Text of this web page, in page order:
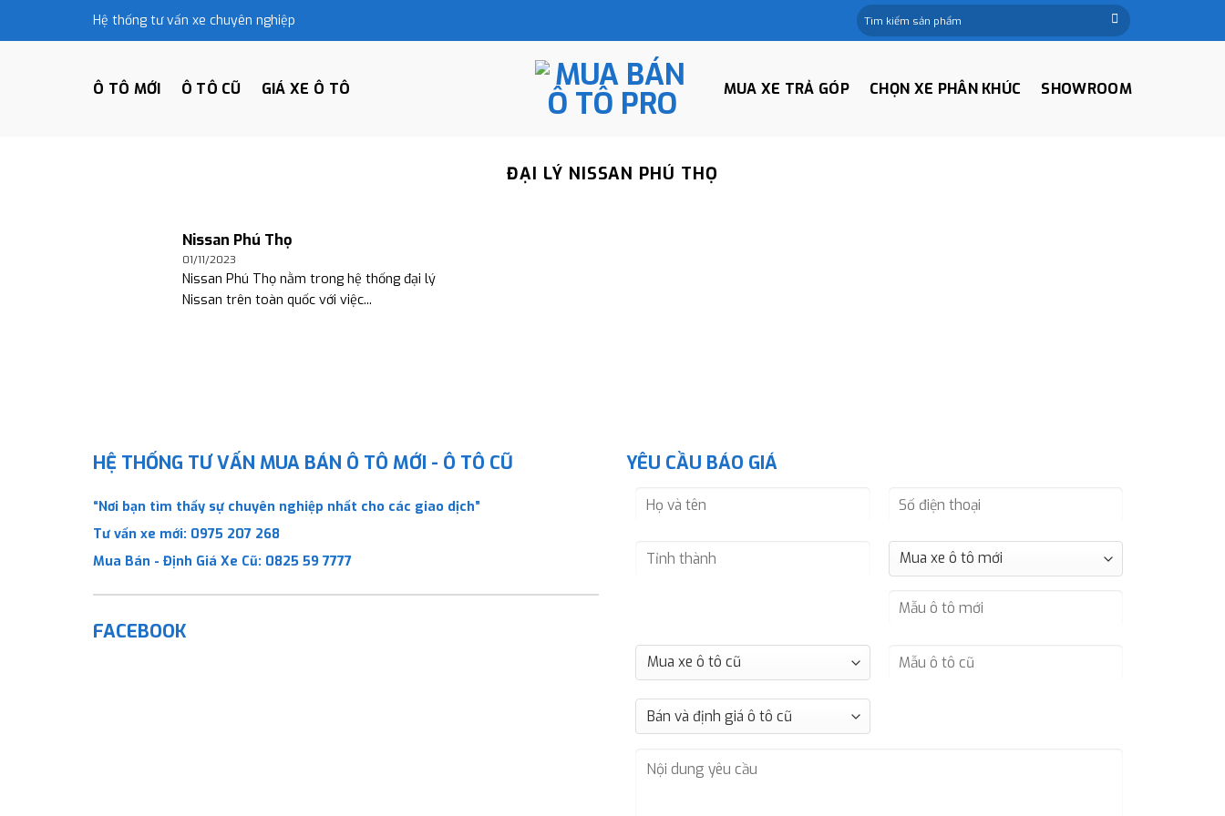
Hệ thống tư vấn xe chuyên nghiệp
Tìm
kiếm:
Ô TÔ MỚI Ô TÔ CŨ GIÁ XE Ô TÔ MUA XE TRẢ GÓP CHỌN XE PHÂN KHÚC SHOWROOM
ĐẠI LÝ NISSAN PHÚ THỌ
Nissan Phú Thọ
01/11/2023
Nissan Phú Thọ nằm trong hệ thống đại lý
Nissan trên toàn quốc với việc...
HỆ THỐNG TƯ VẤN MUA BÁN Ô TÔ MỚI - Ô TÔ CŨ
“Nơi bạn tìm thấy sự chuyên nghiệp nhất cho các giao dịch”
Tư vấn xe mới: 0975 207 268
Mua Bán - Định Giá Xe Cũ: 0825 59 7777
FACEBOOK
YÊU CẦU BÁO GIÁ